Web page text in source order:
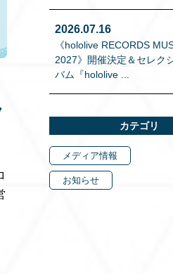
2026.07.16
《hololive RECORDS
2027》開催決定＆セレク
バム『hololive
カテゴリ
メディア情報
お知らせ